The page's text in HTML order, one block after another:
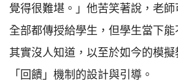
覺得很難堪。」他苦笑著說，老
全部都傳授給學生，但學生當下能
其實沒人知道，以至於如今的模
「回饋」機制的設計與引導。